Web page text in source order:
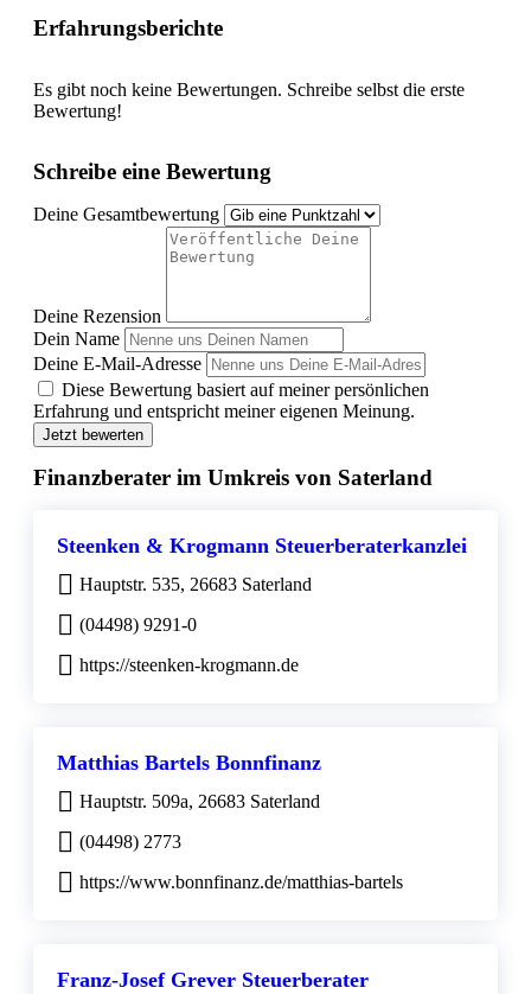
Erfahrungsberichte
Es gibt noch keine Bewertungen. Schreibe selbst die erste
Bewertung!
Schreibe eine Bewertung
Deine Gesamtbewertung
Deine Rezension
Dein Name
Deine E-Mail-Adresse
Diese Bewertung basiert auf meiner persönlichen
Erfahrung und entspricht meiner eigenen Meinung.
Jetzt bewerten
Finanzberater im Umkreis von Saterland
Steenken & Krogmann Steuerberaterkanzlei
Hauptstr. 535, 26683 Saterland
(04498) 9291-0
https://steenken-krogmann.de
Matthias Bartels Bonnfinanz
Hauptstr. 509a, 26683 Saterland
(04498) 2773
https://www.bonnfinanz.de/matthias-bartels
Franz-Josef Grever Steuerberater